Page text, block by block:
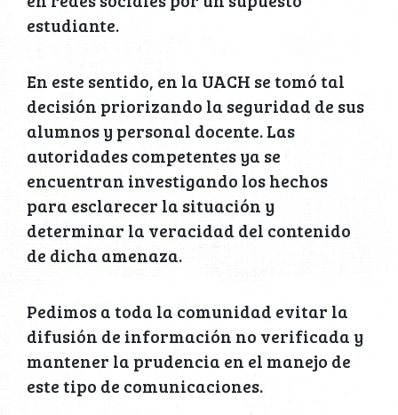
estudiante.
En este sentido, en la UACH se tomó tal
decisión priorizando la seguridad de sus
alumnos y personal docente. Las
autoridades competentes ya se
encuentran investigando los hechos
para esclarecer la situación y
determinar la veracidad del contenido
de dicha amenaza.
Pedimos a toda la comunidad evitar la
difusión de información no verificada y
mantener la prudencia en el manejo de
este tipo de comunicaciones.